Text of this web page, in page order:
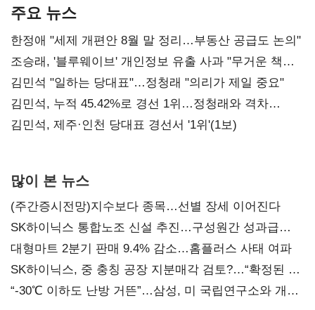
주요 뉴스
한정애 "세제 개편안 8월 말 정리…부동산 공급도 논의"
조승래, '블루웨이브' 개인정보 유출 사과 "무거운 책임
통감"
김민석 "일하는 당대표"…정청래 "의리가 제일 중요"
김민석, 누적 45.42%로 경선 1위…정청래와 격차
0.86%p(2보)
김민석, 제주·인천 당대표 경선서 '1위'(1보)
많이 본 뉴스
(주간증시전망)지수보다 종목…선별 장세 이어진다
SK하이닉스 통합노조 신설 추진…구성원간 성과급
불만 확산
대형마트 2분기 판매 9.4% 감소…홈플러스 사태 여파
SK하이닉스, 중 충칭 공장 지분매각 검토?…“확정된 바
없어”
“-30℃ 이하도 난방 거뜬”…삼성, 미 국립연구소와 개발